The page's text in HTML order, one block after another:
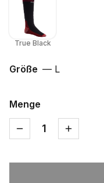
True Black
Größe — L
Menge
1